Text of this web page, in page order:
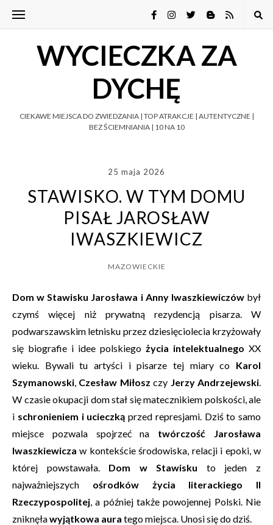
WYCIECZKA ZA
DYCHĘ
CIEKAWE MIEJSCA DO ZWIEDZANIA | TOP ATRAKCJE | AUTENTYCZNE |
BEZ ŚCIEMNIANIA | 10 NA 10
25 maja 2026
STAWISKO. W TYM DOMU
PISAŁ JAROSŁAW
IWASZKIEWICZ
MAZOWIECKIE
Dom w Stawisku Jarosława i Anny Iwaszkiewiczówbył
czymś więcej niż prywatną rezydencją pisarza. W
podwarszawskim letnisku przez dziesięciolecia krzyżowały
się biografie i idee polskiego życia intelektualnego XX
wieku. Bywali tu artyści i pisarze tej miary co Karol
Szymanowski, Czesław Miłosz czy Jerzy Andrzejewski.
W czasie okupacji dom stał się matecznikiem polskości, ale
i schronieniem i ucieczką przed represjami. Dziś to samo
miejsce pozwala spojrzeć na twórczość Jarosława
Iwaszkiewicza w kontekście środowiska, relacji i epoki, w
której powstawała. Dom w Stawisku to jeden z
najważniejszych ośrodków życia literackiego II
Rzeczypospolitej, a później także powojennej Polski. Nie
zniknęławyjątkowa aura tego miejsca. Unosi się do dziś.